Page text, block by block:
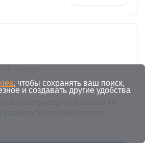
конструктор веб-сайтов, не
, чтобы сохранять ваш поиск,
и создавать другие удобства